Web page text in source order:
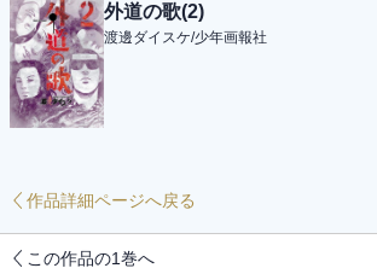
外道の歌(2)
渡邊ダイスケ/少年画報社
作品詳細ページへ戻る
この作品の1巻へ